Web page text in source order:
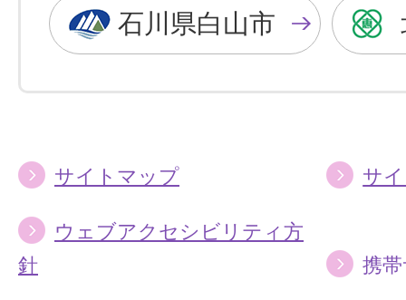
色
に
色
に
石川県白山市
サイトマップ サ
ウェブアクセシビリティ方
針
携